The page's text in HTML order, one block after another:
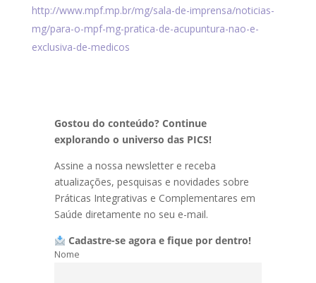
http://www.mpf.mp.br/mg/sala-de-imprensa/noticias-
mg/para-o-mpf-mg-pratica-de-acupuntura-nao-e-
exclusiva-de-medicos
Gostou do conteúdo? Continue
explorando o universo das PICS!
Assine a nossa newsletter e receba
atualizações, pesquisas e novidades sobre
Práticas Integrativas e Complementares em
Saúde diretamente no seu e-mail.
Cadastre-se agora e fique por dentro!
Nome